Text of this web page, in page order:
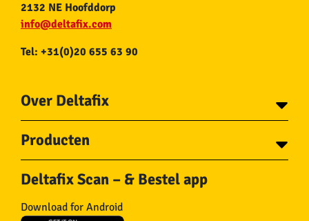
2132 NE Hoofddorp
info@deltafix.com
Tel: +31(0)20 655 63 90
Over Deltafix
Voor gemeentes
Over Deltafix
Producten
Schroeven
Bouten
Draadnagels
Ketting en Toebehoren
Deltafix Scan – & Bestel app
Download for Android